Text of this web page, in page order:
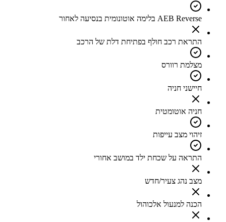
AEB Reverse בלימה אוטונומית בנסיעה לאחור
התראת רכב חולף בפתיחת דלת של הרכב
מצלמת רוורס
חיישני חניה
חניה אוטומטית
זיהוי מצב עייפות
התראה על שכחת ילד במושב אחורי
מצב נהג צעיר/חדש
הכנה למנעול אלכוהול